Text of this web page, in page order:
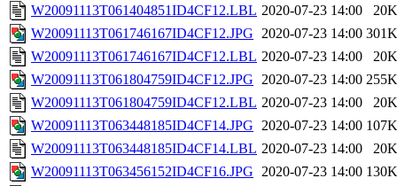
W20091113T061404851ID4CF12.LBL 2020-07-23 14:00
20K
W20091113T061746167ID4CF12.JPG 2020-07-23 14:00 301K
W20091113T061746167ID4CF12.LBL 2020-07-23 14:00
20K
W20091113T061804759ID4CF12.JPG 2020-07-23 14:00 255K
W20091113T061804759ID4CF12.LBL 2020-07-23 14:00
20K
W20091113T063448185ID4CF14.JPG 2020-07-23 14:00 107K
W20091113T063448185ID4CF14.LBL 2020-07-23 14:00
20K
W20091113T063456152ID4CF16.JPG 2020-07-23 14:00 130K